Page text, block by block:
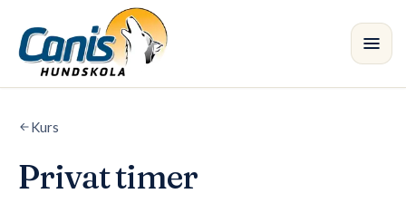
Hoppa till huvudinnehållet
Kurs
Avdelningar
Kurs
Privat timer